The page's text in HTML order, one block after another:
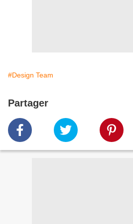
#Design Team
Partager